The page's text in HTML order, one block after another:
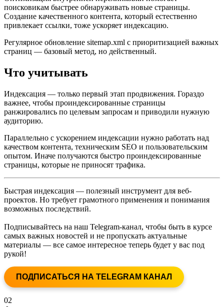
поисковикам быстрее обнаруживать новые страницы.
Создание качественного контента, который естественно
привлекает ссылки, тоже ускоряет индексацию.
Регулярное обновление sitemap.xml с приоритизацией важных
страниц — базовый метод, но действенный.
Что учитывать
Индексация — только первый этап продвижения. Гораздо
важнее, чтобы проиндексированные страницы
ранжировались по целевым запросам и приводили нужную
аудиторию.
Параллельно с ускорением индексации нужно работать над
качеством контента, техническим SEO и пользовательским
опытом. Иначе получаются быстро проиндексированные
страницы, которые не приносят трафика.
Быстрая индексация — полезный инструмент для веб-
проектов. Но требует грамотного применения и понимания
возможных последствий.
Подписывайтесь на наш Telegram-канал, чтобы быть в курсе
самых важных новостей и не пропускать актуальные
материалы — все самое интересное теперь будет у вас под
рукой!
ПОДПИСАТЬСЯ НА TELEGRAM КАНАЛ
02